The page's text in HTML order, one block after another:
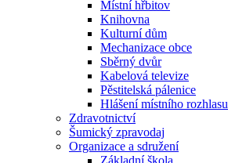
Místní hřbitov
Knihovna
Kulturní dům
Mechanizace obce
Sběrný dvůr
Kabelová televize
Pěstitelská pálenice
Hlášení místního rozhlasu
Zdravotnictví
Šumický zpravodaj
Organizace a sdružení
Základní škola